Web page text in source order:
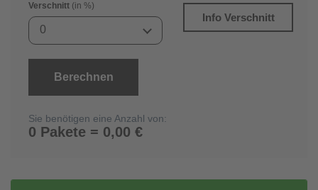
Verschnitt (in %)
0
Info Verschnitt
Berechnen
Sie benötigen eine Anzahl von:
0 Pakete = 0,00 €